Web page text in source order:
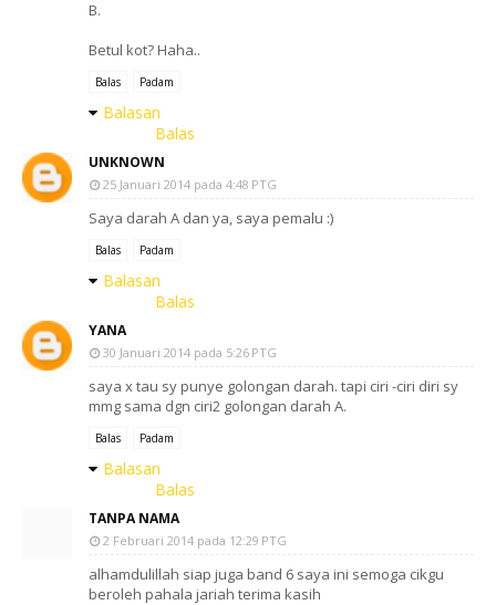
B.
Betul kot? Haha..
Balas Padam
Balasan
Balas
UNKNOWN
25 Januari 2014 pada 4:48 PTG
Saya darah A dan ya, saya pemalu :)
Balas Padam
Balasan
Balas
YANA
30 Januari 2014 pada 5:26 PTG
saya x tau sy punye golongan darah. tapi ciri -ciri diri sy
mmg sama dgn ciri2 golongan darah A.
Balas Padam
Balasan
Balas
TANPA NAMA
2 Februari 2014 pada 12:29 PTG
alhamdulillah siap juga band 6 saya ini semoga cikgu
beroleh pahala jariah terima kasih